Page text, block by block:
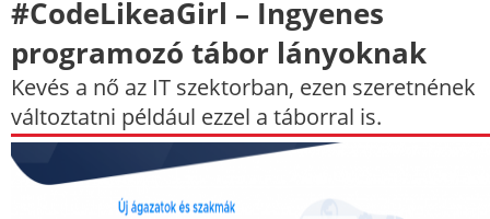
#CodeLikeaGirl – Ingyenes
programozó tábor lányoknak
Kevés a nő az IT szektorban, ezen szeretnének
változtatni például ezzel a táborral is.